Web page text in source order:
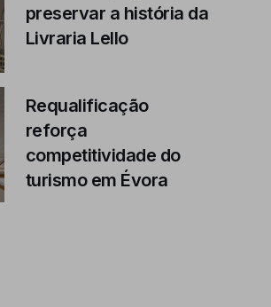
preservar a história da
Livraria Lello
Requalificação
reforça
competitividade do
turismo em Évora